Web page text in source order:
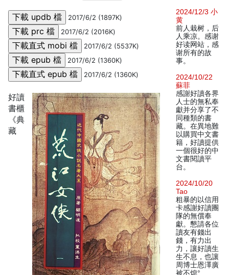
2017/6/2 (1897K)
2017/6/2 (2016K)
2017/6/2 (5537K)
2017/6/2 (1360K)
2017/6/2 (1360K)
好讀
書櫃
《典
藏
2024/12/3 小
黄
前人栽树，后
人乘凉。感谢
好读网站，感
谢所有的故
事。
2024/10/22
蘇菲
感謝好讀各界
人士的無私奉
獻并分享了不
同種類的書
藏。在異地難
以購買中文書
籍，好讀提供
一個很好的中
文書閱讀平
台。
2024/10/20
Tao
粗暴的以信用
卡感謝好讀團
隊的無償奉
獻。懇請各位
讀友有錢出
錢，有力出
力，讓好讀生
生不息，也讓
周博士恩澤廣
被不熄°